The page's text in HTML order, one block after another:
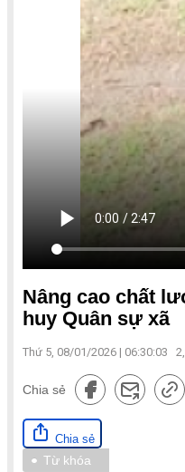
Nâng cao chất
huy Quân sự xã
Thứ 5, 08/01/2026 | 06:30:03
Chia sẻ
Chia sẻ
Từ khóa